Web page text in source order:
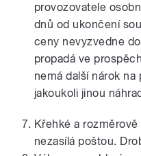
provozovatele
dnů od ukončení
ceny nevyzvedne
propadá ve
nemá další nárok
jakoukoli jinou
Křehké a
nezasílá poštou.